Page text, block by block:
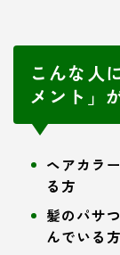
こんな人
メント」
ヘアカラ
る方
髪のパサ
んでいる方